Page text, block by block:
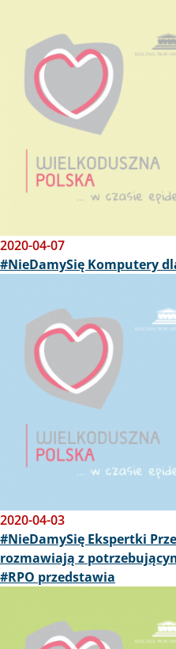
2020-04-07
#NieDamySię Komputery
2020-04-03
#NieDamySię Ekspertki
rozmawiają z
#RPO przedstawia